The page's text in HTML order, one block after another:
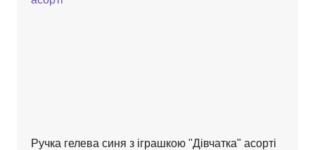
Ручка гелева синя з іграшкою "Дівчатка" асорті